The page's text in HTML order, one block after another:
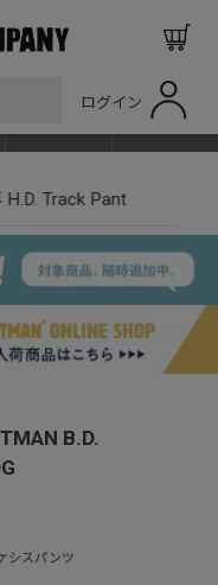
ログイン
H.D. Track Pant
B.D.
シスパンツ